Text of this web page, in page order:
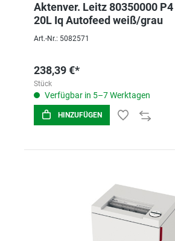
Aktenver. Leitz 80350000
20L Iq Autofeed weiß/grau
Art.-Nr.: 5082571
238,39 €*
Stück
Verfügbar in 5–7 Werktagen
HINZUFÜGEN